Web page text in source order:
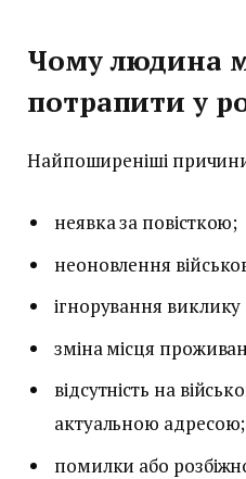
Чому людина
потрапити у
Найпоширеніші
неявка за повісткою;
неоновлення
ігнорування
зміна місця
відсутність на
актуальною адресою;
помилки або